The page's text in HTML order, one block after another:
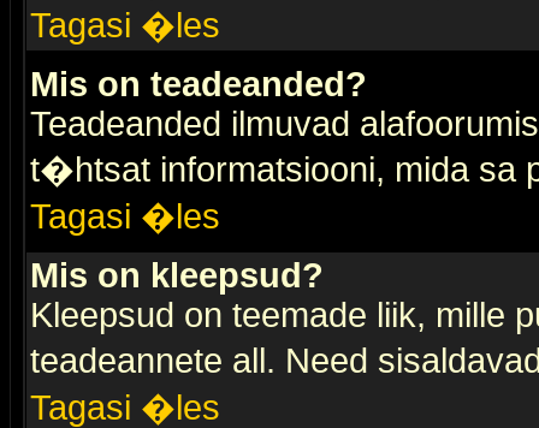
Tagasi �les
Mis on teadeanded?
Teadeanded ilmuvad
t�htsat informatsiooni, mida sa
Tagasi �les
Mis on kleepsud?
Kleepsud on teemade liik, mille
teadeannete all. Need
Tagasi �les